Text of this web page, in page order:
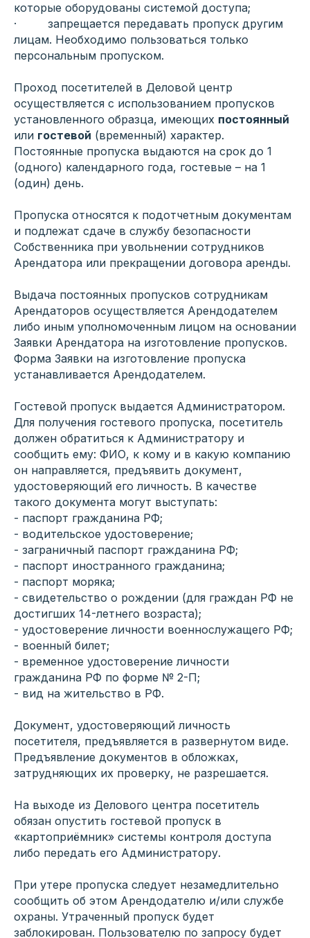
которые оборудованы системой доступа;
· запрещается передавать пропуск другим
лицам. Необходимо пользоваться только
персональным пропуском.
Проход посетителей в Деловой центр
осуществляется с использованием пропусков
установленного образца, имеющих постоянный
или гостевой (временный) характер.
Постоянные пропуска выдаются на срок до 1
(одного) календарного года, гостевые – на 1
(один) день.
Пропуска относятся к подотчетным документам
и подлежат сдаче в службу безопасности
Собственника при увольнении сотрудников
Арендатора или прекращении договора аренды.
Выдача постоянных пропусков сотрудникам
Арендаторов осуществляется Арендодателем
либо иным уполномоченным лицом на основании
Заявки Арендатора на изготовление пропусков.
Форма Заявки на изготовление пропуска
устанавливается Арендодателем.
Гостевой пропуск выдается Администратором.
Для получения гостевого пропуска, посетитель
должен обратиться к Администратору и
сообщить ему: ФИО, к кому и в какую компанию
он направляется, предъявить документ,
удостоверяющий его личность. В качестве
такого документа могут выступать:
- паспорт гражданина РФ;
- водительское удостоверение;
- заграничный паспорт гражданина РФ;
- паспорт иностранного гражданина;
- паспорт моряка;
- свидетельство о рождении (для граждан РФ не
достигших 14-летнего возраста);
- удостоверение личности военнослужащего РФ;
- военный билет;
- временное удостоверение личности
гражданина РФ по форме № 2-П;
- вид на жительство в РФ.
Документ, удостоверяющий личность
посетителя, предъявляется в развернутом виде.
Предъявление документов в обложках,
затрудняющих их проверку, не разрешается.
На выходе из Делового центра посетитель
обязан опустить гостевой пропуск в
«картоприёмник» системы контроля доступа
либо передать его Администратору.
При утере пропуска следует незамедлительно
сообщить об этом Арендодателю и/или службе
охраны. Утраченный пропуск будет
заблокирован. Пользователю по запросу будет